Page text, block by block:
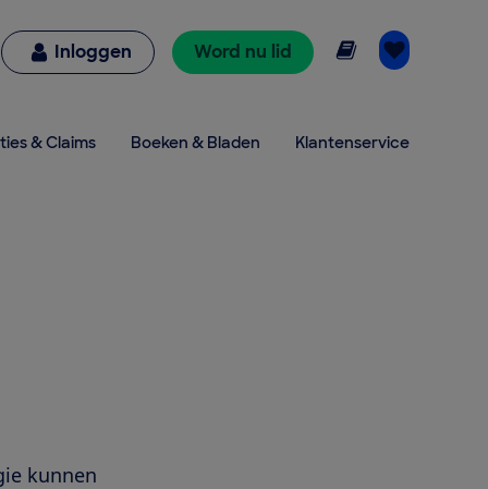
Inloggen Word nu lid Online lezen
& Claims Boeken & Bladen Klantenservice
kunnen